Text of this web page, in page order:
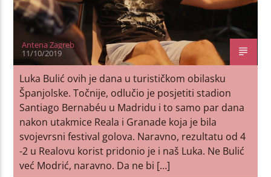
Antena Zagreb
11/10/2019
Luka Bulić ovih je dana u turističkom obilasku
Španjolske. Točnije, odlučio je posjetiti stadion
Santiago Bernabéu u Madridu i to samo par dana
nakon utakmice Reala i Granade koja je bila
svojevrsni festival golova. Naravno, rezultatu od 4
-2 u Realovu korist pridonio je i naš Luka. Ne Bulić
već Modrić, naravno. Da ne bi […]